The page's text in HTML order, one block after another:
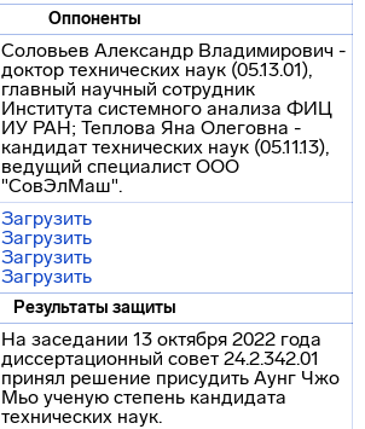
Оппоненты
Соловьев Александр Владимирович -
доктор технических наук (05.13.01),
главный научный сотрудник
Института системного анализа ФИЦ
ИУ РАН; Теплова Яна Олеговна -
кандидат технических наук (05.11.13),
ведущий специалист ООО
"СовЭлМаш".
Загрузить
Загрузить
Загрузить
Загрузить
Результаты защиты
На заседании 13 октября 2022 года
диссертационный совет 24.2.342.01
принял решение присудить Аунг Чжо
Мьо ученую степень кандидата
технических наук.